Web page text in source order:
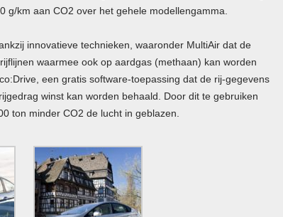
km aan CO2 over het gehele modellengamma.
innovatieve technieken, waaronder MultiAir dat de
waarmee ook op aardgas (methaan) kan worden
een gratis software-toepassing dat de rij-gegevens
winst kan worden behaald. Door dit te gebruiken
ton minder CO2 de lucht in geblazen.